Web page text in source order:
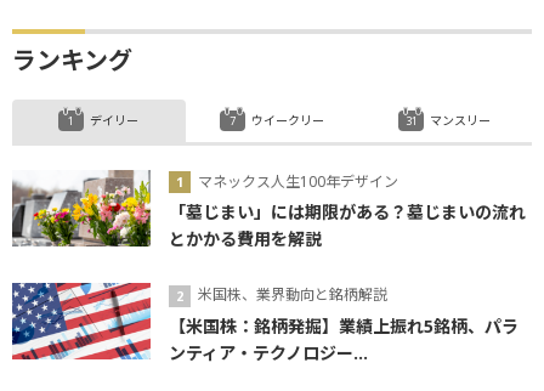
ランキング
デイリー
マネックス人生100年デザイン
「墓じまい」には期限がある？墓じまいの流れ
とかかる費用を解説
米国株、業界動向と銘柄解説
【米国株：銘柄発掘】業績上振れ5銘柄、パラ
ンティア・テクノロジー...
ウイークリー マンスリー